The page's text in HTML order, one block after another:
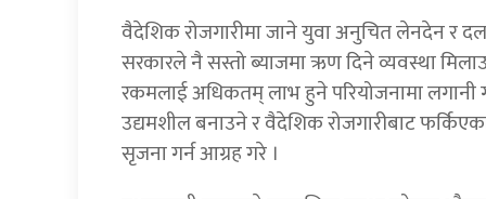
वैदेशिक रोजगारीमा जाने युवा अनुचित लेनदेन र
सरकारले नै सस्तो ब्याजमा ऋण दिने व्यवस्था
रकमलाई अधिकतम् लाभ हुने परियोजनामा लगानी
उद्यमशील बनाउने र वैदेशिक रोजगारीबाट
सृजना गर्न आग्रह गरे ।